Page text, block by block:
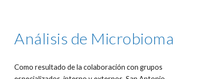
Análisis de Microbioma
Como resultado de la colaboración con grupos